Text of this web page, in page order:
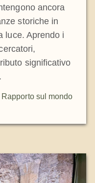
ancora
storiche in
luce. Aprendo i
significativo
sul mondo